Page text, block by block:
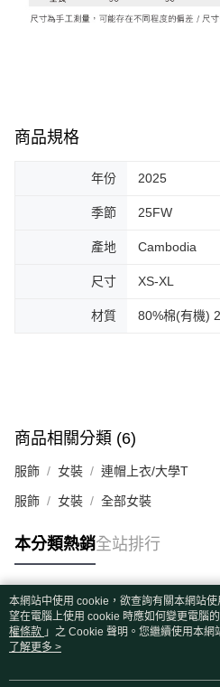
商品規格
年份 2025
季節 25FW
產地 Cambodia
尺寸 XS-XL
材質 80%棉(有機)
商品相關分類 (6)
服飾 女裝 連帽上衣/大學T
服飾 女裝 全部女裝
本分類熱銷全站排行
熱門標籤
本網站中使用 cookie，欲查詢有關本網站
望在電腦上使用 cookie 時應如何變更電腦
權條款 」之 Cookie 聲明。您繼續使用本
用條款之 Cookie 聲明使用 cookie。
了解更多 >